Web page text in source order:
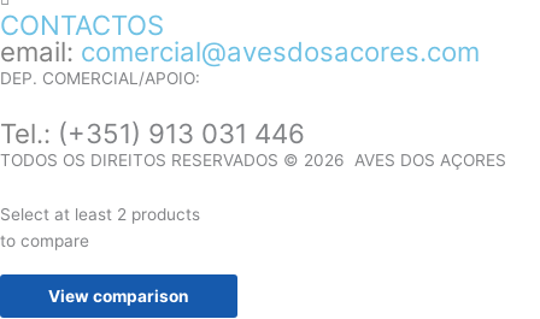
CONTACTOS
email: comercial@avesdosacores.com
DEP. COMERCIAL/APOIO:
Tel.: (+351) 913 031 446
TODOS OS DIREITOS RESERVADOS © 2026 AVES DOS AÇORES
Select at least 2 products
to compare
View comparison